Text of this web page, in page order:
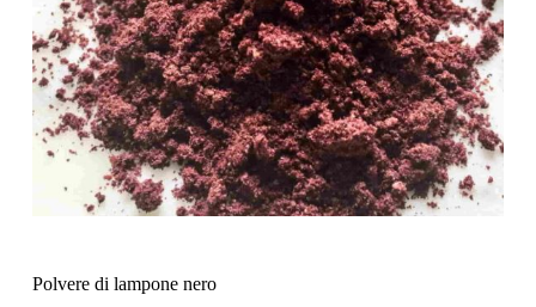
Polvere di lampone nero